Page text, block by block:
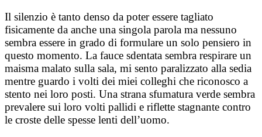
Il silenzio è tanto denso da poter essere tagliato
fisicamente da anche una singola parola ma nessuno
sembra essere in grado di formulare un solo pensiero in
questo momento. La fauce sdentata sembra respirare un
maisma malato sulla sala, mi sento paralizzato alla sedia
mentre guardo i volti dei miei colleghi che riconosco a
stento nei loro posti. Una strana sfumatura verde sembra
prevalere sui loro volti pallidi e riflette stagnante contro
le croste delle spesse lenti dell’uomo.